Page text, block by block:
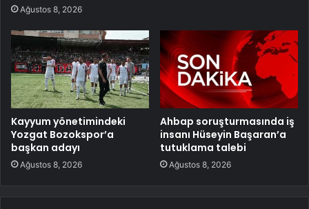
Ağustos 8, 2026
Kayyum yönetimindeki
Yozgat Bozokspor’a
başkan adayı
Ağustos 8, 2026
Ahbap soruşturmasında iş
insanı Hüseyin Başaran’a
tutuklama talebi
Ağustos 8, 2026